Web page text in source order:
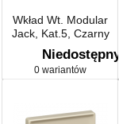
Wkład Wt. Modular
Jack, Kat.5, Czarny
Niedostępny
0 wariantów